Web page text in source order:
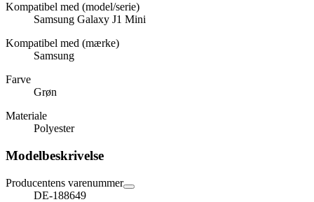
Kompatibel med (model/serie)
Samsung Galaxy J1 Mini
Kompatibel med (mærke)
Samsung
Farve
Grøn
Materiale
Polyester
Modelbeskrivelse
Producentens varenummer
DE-188649